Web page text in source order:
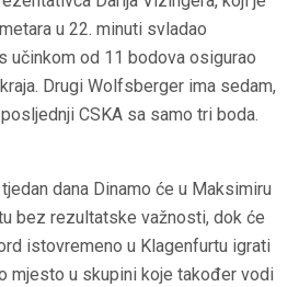
u 22. minuti svladao
učinkom od 11 bodova osigurao
Drugi Wolfsberger ima sedam,
CSKA sa samo tri boda.
dana Dinamo će u Maksimiru
bez rezultatske važnosti, dok će
istovremeno u Klagenfurtu igrati
mjesto u skupini koje također vodi